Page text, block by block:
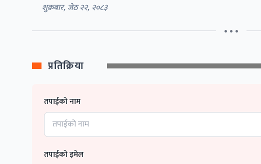
शुक्रबार, जेठ २२, २०८३
• • •
प्रतिक्रिया
तपाईको नाम
तपाईको इमेल